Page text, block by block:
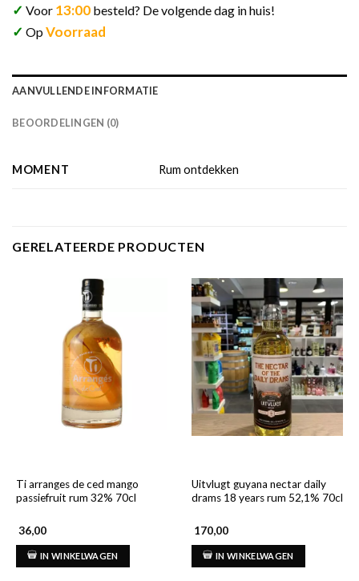
✓ Voor 13:00 besteld? De volgende dag in huis!
✓ OpVoorraad
AANVULLENDE INFORMATIE
BEOORDELINGEN (0)
MOMENT Rum ontdekken
GERELATEERDE PRODUCTEN
Ti arranges de ced mango
passiefruit rum 32% 70cl
36,00
IN WINKELWAGEN
Uitvlugt guyana nectar daily
drams 18 years rum 52,1% 70cl
170,00
IN WINKELWAGEN